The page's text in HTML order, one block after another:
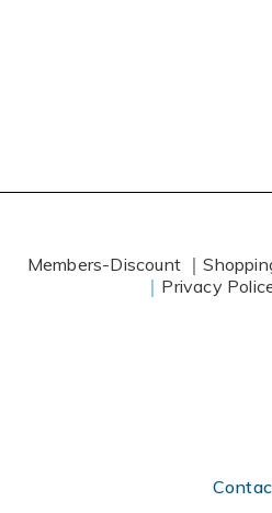
Members-Discount ｜
｜ Privacy